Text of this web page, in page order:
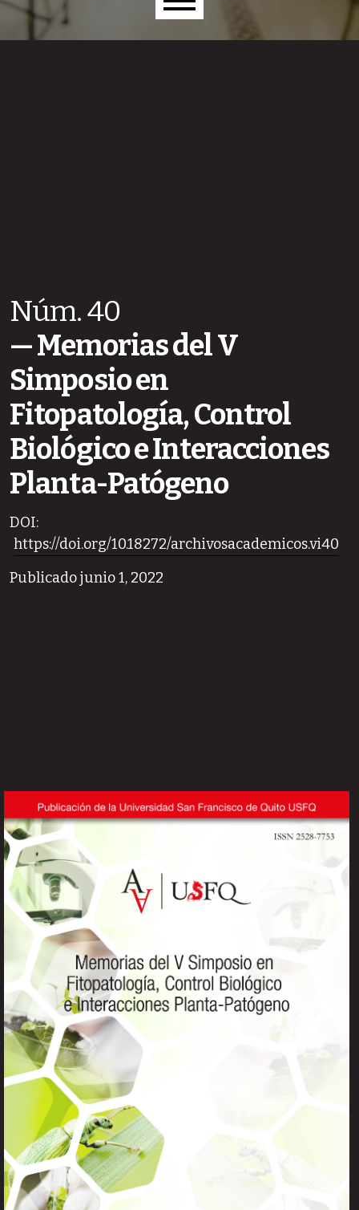
Menú principal
Núm. 40
Memorias del V
Simposio en
Fitopatología, Control
Biológico e Interacciones
Planta-Patógeno
DOI:
https://doi.org/10.18272/archivosacademicos.vi40
Publicado junio 1, 2022